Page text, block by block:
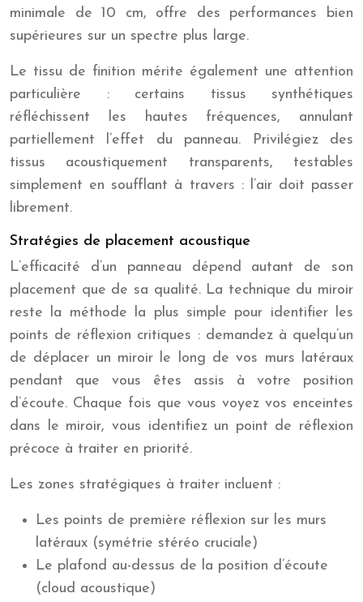
minimale de 10 cm, offre des performances bien
supérieures sur un spectre plus large.
Le tissu de finition mérite également une attention
particulière : certains tissus synthétiques
réfléchissent les hautes fréquences, annulant
partiellement l’effet du panneau. Privilégiez des
tissus acoustiquement transparents, testables
simplement en soufflant à travers : l’air doit passer
librement.
Stratégies de placement acoustique
L’efficacité d’un panneau dépend autant de son
placement que de sa qualité. La technique du miroir
reste la méthode la plus simple pour identifier les
points de réflexion critiques : demandez à quelqu’un
de déplacer un miroir le long de vos murs latéraux
pendant que vous êtes assis à votre position
d’écoute. Chaque fois que vous voyez vos enceintes
dans le miroir, vous identifiez un point de réflexion
précoce à traiter en priorité.
Les zones stratégiques à traiter incluent :
Les points de première réflexion sur les murs
latéraux (symétrie stéréo cruciale)
Le plafond au-dessus de la position d’écoute
(cloud acoustique)